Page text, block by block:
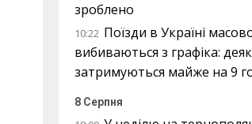
зроблено
10:22 Поїзди в Україні
вибиваються з графіка:
затримуються майже на 9
8 Серпня